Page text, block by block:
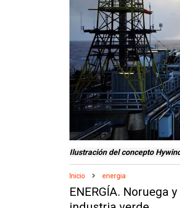
Ilustración del concepto
Inicio energia
ENERGÍA. Noruega